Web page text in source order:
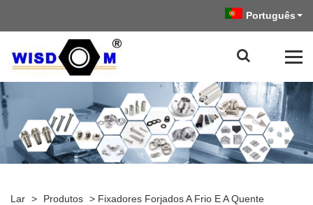
Português
Lar > Produtos > Fixadores Forjados A Frio E A Quente